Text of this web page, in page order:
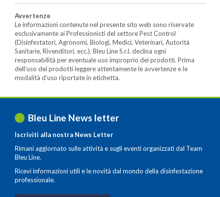
Avvertenze
Le informazioni contenute nel presente sito web sono riservate
esclusivamente ai Professionisti del settore Pest Control
(Disinfestatori, Agronomi, Biologi, Medici, Veterinari, Autorità
Sanitarie, Rivenditori, ecc.). Bleu Line S.r.l. declina ogni
responsabilità per eventuale uso improprio dei prodotti. Prima
dell’uso dei prodotti leggere attentamente le avvertenze e le
modalità d’uso riportate in etichetta.
Bleu Line News letter
Iscriviti alla nostra News Letter
Rimani aggiornato sulle attività e sugli eventi organizzati dal Team
Bleu Line.
Ricevi informazioni utili e le novità dal mondo della disinfestazione
professionale.